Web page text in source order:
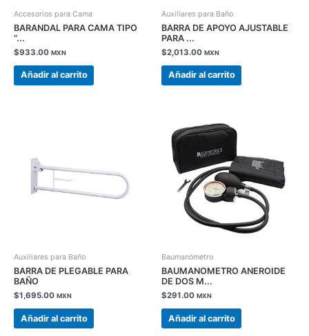
Accesorios para Cama
BARANDAL PARA CAMA TIPO
“...
$933.00 MXN
Añadir al carrito
Auxiliares para Baño
BARRA DE APOYO AJUSTABLE
PARA ...
$2,013.00 MXN
Añadir al carrito
Auxiliares para Baño
BARRA DE PLEGABLE PARA
BAÑO
$1,695.00 MXN
Añadir al carrito
Baumanómetro
BAUMANOMETRO ANEROIDE
DE DOS M...
$291.00 MXN
Añadir al carrito